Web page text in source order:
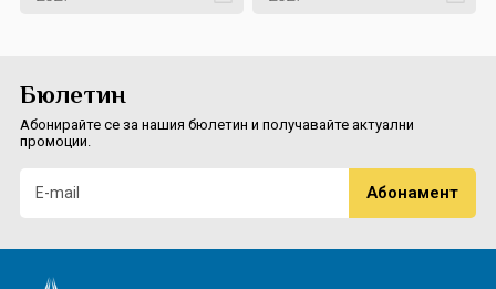
Бюлетин
Абонирайте се за нашия бюлетин и получавайте актуални
промоции.